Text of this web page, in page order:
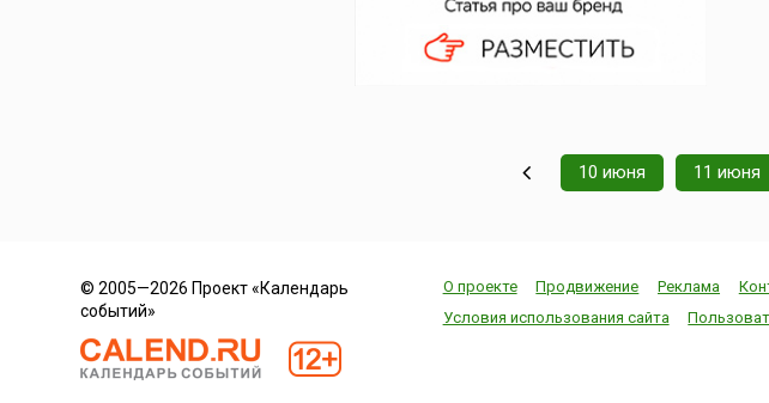
10 июня 11 июня
© 2005—2026 Проект «Календарь
событий»
О проекте Продвижение Реклама
Условия использования сайта